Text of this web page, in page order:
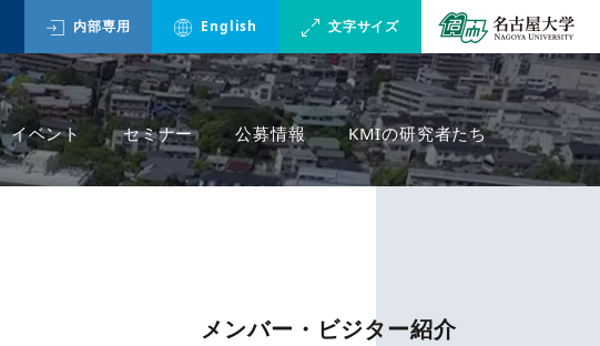
内部専用 English 文字サイズ
イベント セミナー 公募情報 KMIの研究者たち
メンバー・ビジター紹介